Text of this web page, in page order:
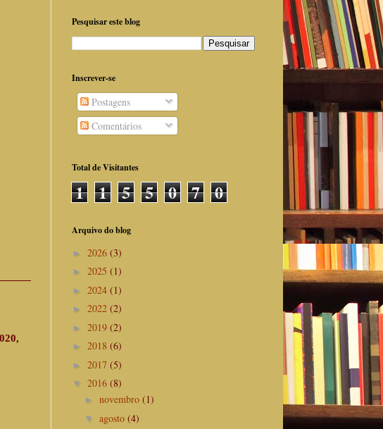
Pesquisar este blog
Inscrever-se
Postagens
Comentários
Total de Visitantes
1 1 5 5 0 7 0
Arquivo do blog
► 2026 (3)
► 2025 (1)
► 2024 (1)
► 2022 (2)
► 2019 (2)
► 2018 (6)
► 2017 (5)
▼ 2016 (8)
► novembro (1)
▼ agosto (4)